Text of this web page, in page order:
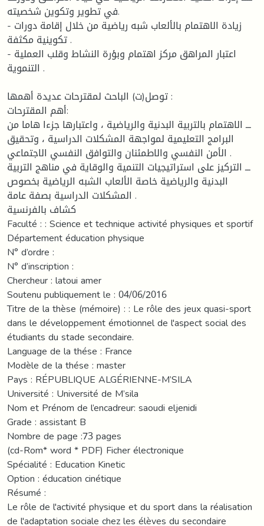
في تطوير وتكوين شخصيته.
- زيادة الاهتمام بالألعاب شبه رياضية من خلال إقامة دورات
تكوينية مكثفة .
- اعتبار المراهق مركز اهتمام وبؤرة النشاط وقلب العملية
التنموية .
توصل(ت) الباحث لمقترحات عديدة أهمها :
أهم المقترحات:
ـــ الاهتمام بالتربية البدنية والرياضية ، واعتبارها جزءا هاما من
البرامج التعليمية لمواجهة المشكلات الدراسية ، وتحقيق
الأمن النفسي والاطمئنان والتوافق النفسي الاجتماعي .
ـــ التركيز على استراتيجيات التنمية والوقاية في مناهج التربية
البدنية والرياضية خاصة الألعاب الشبه الرياضية بخصوص
المشكلات الدراسية بصفة عامة .
كشاف بالفرنسية
Faculté : : Science et technique activité physiques et sportif
Département éducation physique
N° d’ordre :
N° d’inscription :
Chercheur : latoui amer
Soutenu publiquement le : 04/06/2016
Titre de la thèse (mémoire) : : Le rôle des jeux quasi-sport
dans le développement émotionnel de l'aspect social des
étudiants du stade secondaire.
Language de la thése : France
Modèle de la thése : master
Pays : RÉPUBLIQUE ALGÉRIENNE-M’SILA
Université : Université de M’sila
Nom et Prénom de l’encadreur: saoudi eljenidi
Grade : assistant B
Nombre de page :73 pages
(cd-Rom* word * PDF) Ficher électronique
Spécialité : Education Kinetic
Option : éducation cinétique
Résumé :
Le rôle de l'activité physique et du sport dans la réalisation
de l'adaptation sociale chez les élèves du secondaire